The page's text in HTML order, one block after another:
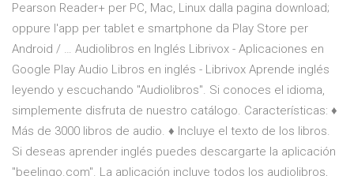
Pearson Reader+ per PC, Mac, Linux dalla pagina download;
oppure l'app per tablet e smartphone da Play Store per
Android / … Audiolibros en Inglés Librivox - Aplicaciones en
Google Play Audio Libros en inglés - Librivox Aprende inglés
leyendo y escuchando "Audiolibros". Si conoces el idioma,
simplemente disfruta de nuestro catálogo. Características: ♦
Más de 3000 libros de audio. ♦ Incluye el texto de los libros.
Si deseas aprender inglés puedes descargarte la aplicación
"beelingo.com". La aplicación incluye todos los audiolibros,